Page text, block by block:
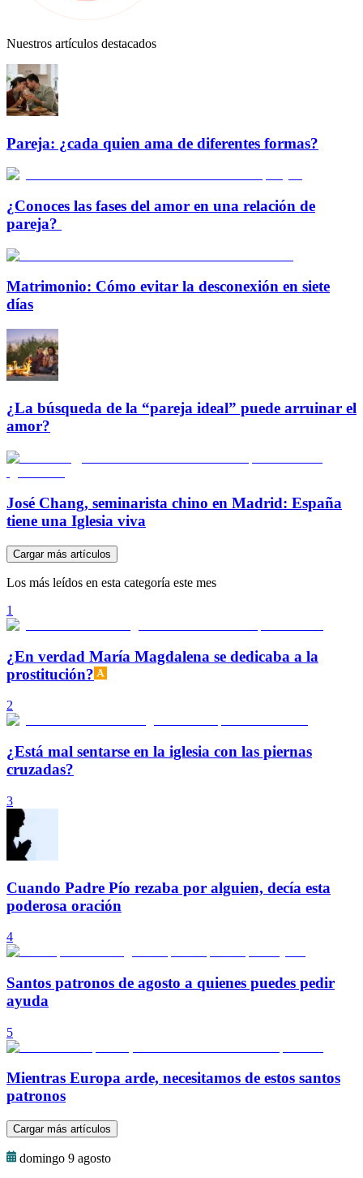
Nuestros artículos destacados
Pareja: ¿cada quien ama de diferentes formas?
¿Conoces las fases del amor en una relación de
pareja?
Matrimonio: Cómo evitar la desconexión en siete
días
¿La búsqueda de la “pareja ideal” puede arruinar el
amor?
José Chang, seminarista chino en Madrid: España
tiene una Iglesia viva
Cargar más artículos
Los más leídos en esta categoría este mes
1
¿En verdad María Magdalena se dedicaba a la
prostitución?
2
¿Está mal sentarse en la iglesia con las piernas
cruzadas?
3
Cuando Padre Pío rezaba por alguien, decía esta
poderosa oración
4
Santos patronos de agosto a quienes puedes pedir
ayuda
5
Mientras Europa arde, necesitamos de estos santos
patronos
Cargar más artículos
domingo 9 agosto